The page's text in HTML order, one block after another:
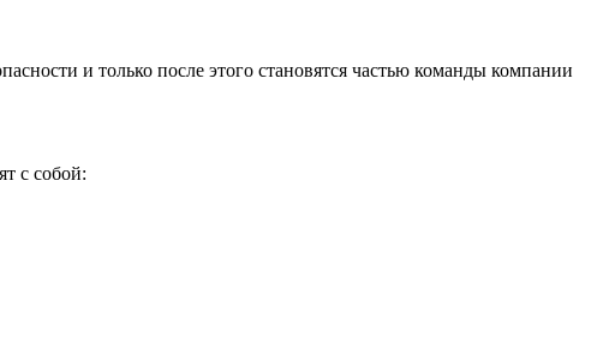
и только после этого становятся частью команды компании
с собой: